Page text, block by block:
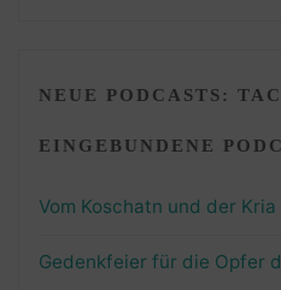
NEUE PODCASTS:
EINGEBUNDENE
Vom Koschatn und der Kria
Gedenkfeier für die Opfer